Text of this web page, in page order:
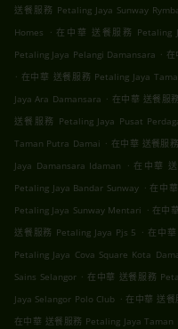
送餐服務 Petaling Jaya Sunway
Homes
. 在中華 送餐服務 Petaling
Petaling Jaya Pelangi Damansara .
. 在中華 送餐服務 Petaling Jaya
Jaya Ara Damansara . 在中華 送餐服
送餐服務 Petaling Jaya Pusat
Taman Putra Damai . 在中華 送餐服
Jaya Damansara Idaman
. 在中華
Petaling Jaya Bandar Sunway . 在中
Petaling Jaya Sunway Mentari . 在中
送餐服務 Petaling Jaya Pjs 5 . 在中
Petaling Jaya Cova Square Kota
Sains Selangor . 在中華 送餐服務
Jaya Selangor Polo Club . 在中華 送
在中華 送餐服務 Petaling Jaya